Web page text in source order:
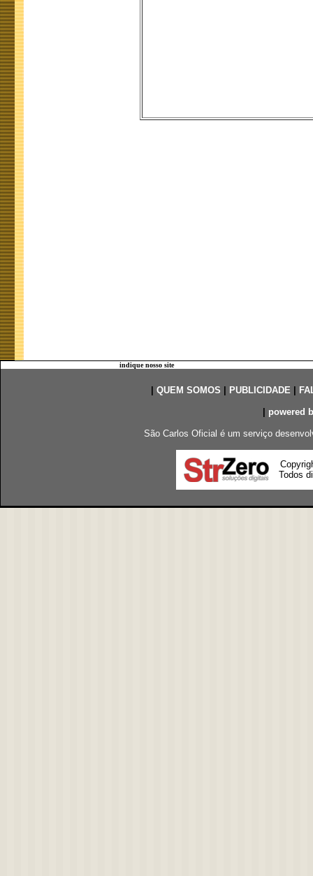
indique nosso site
QUEM SOMOS PUBLICIDADE|
powered
São Carlos Oficial é um serviço
Todos